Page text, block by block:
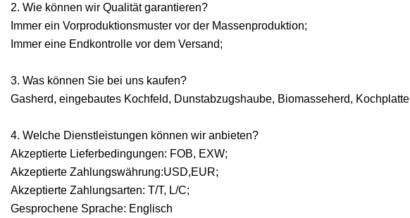
2. Wie können wir Qualität garantieren?
Immer ein Vorproduktionsmuster vor der Massenproduktion;
Immer eine Endkontrolle vor dem Versand;
3. Was können Sie bei uns kaufen?
Gasherd, eingebautes Kochfeld, Dunstabzugshaube, Biomasseherd, Kochplatte
4. Welche Dienstleistungen können wir anbieten?
Akzeptierte Lieferbedingungen: FOB, EXW;
Akzeptierte Zahlungswährung:USD,EUR;
Akzeptierte Zahlungsarten: T/T, L/C;
Gesprochene Sprache: Englisch